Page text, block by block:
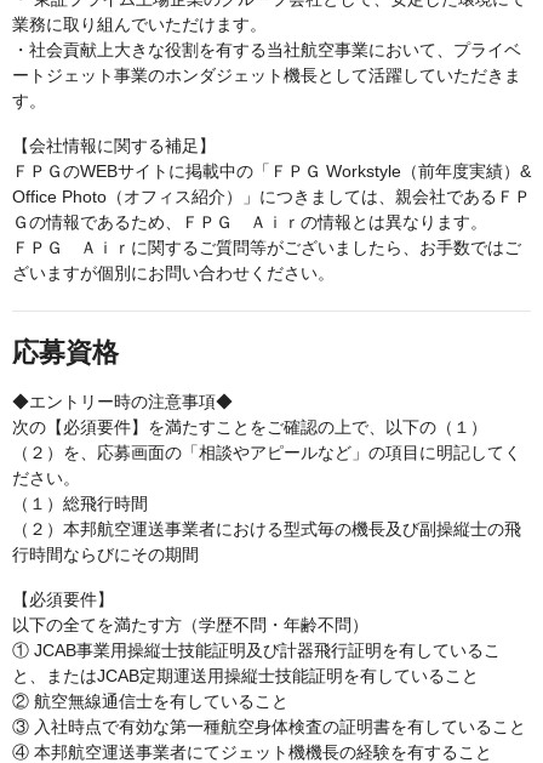
業務に取り組んでいただけます。
・社会貢献上大きな役割を有する当社航空事業において、プライベ
ートジェット事業のホンダジェット機長として活躍していただきま
す。
【会社情報に関する補足】
ＦＰＧのWEBサイトに掲載中の「ＦＰＧ Workstyle（前年度実績）&
Office Photo（オフィス紹介）」につきましては、親会社であるＦＰ
Ｇの情報であるため、ＦＰＧ Ａｉｒの情報とは異なります。
ＦＰＧ Ａｉｒに関するご質問等がございましたら、お手数ではご
ざいますが個別にお問い合わせください。
応募資格
◆エントリー時の注意事項◆
次の【必須要件】を満たすことをご確認の上で、以下の（１）
（２）を、応募画面の「相談やアピールなど」の項目に明記してく
ださい。
（１）総飛行時間
（２）本邦航空運送事業者における型式毎の機長及び副操縦士の飛
行時間ならびにその期間
【必須要件】
以下の全てを満たす方（学歴不問・年齢不問）
① JCAB事業用操縦士技能証明及び計器飛行証明を有しているこ
と、またはJCAB定期運送用操縦士技能証明を有していること
② 航空無線通信士を有していること
③ 入社時点で有効な第一種航空身体検査の証明書を有していること
④ 本邦航空運送事業者にてジェット機機長の経験を有すること